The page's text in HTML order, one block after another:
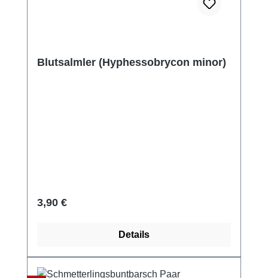
Blutsalmler (Hyphessobrycon minor)
Regulärer Preis:
3,90 €
Details